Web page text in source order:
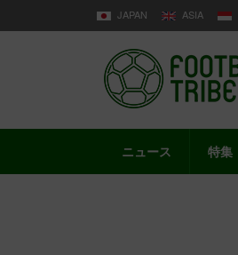
JAPAN ASIA
ニュース 特集